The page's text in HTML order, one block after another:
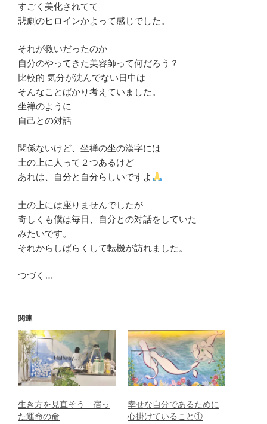
すごく美化されてて
悲劇のヒロインかよって感じでした。
それが救いだったのか
自分のやってきた美容師って何だろう？
比較的 気分が沈んでない日中は
そんなことばかり考えていました。
坐禅のように
自己との対話
関係ないけど、坐禅の坐の漢字には
土の上に人って２つあるけど
あれは、自分と自分らしいですよ
土の上には座りませんでしたが
奇しくも僕は毎日、自分との対話をしていた
みたいです。
それからしばらくして転機が訪れました。
つづく…
関連
生き方を見直そう…宿っ
た運命の命
幸せな自分であるために
心掛けていること①